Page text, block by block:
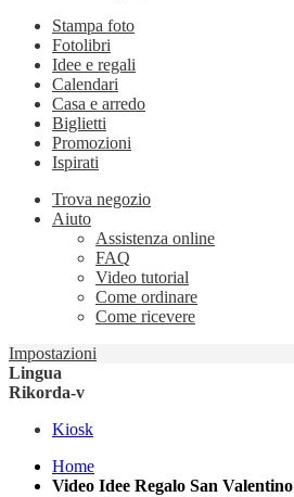
Stampa foto
Fotolibri
Idee e regali
Calendari
Casa e arredo
Biglietti
Promozioni
Ispirati
Trova negozio
Aiuto
Assistenza online
FAQ
Video tutorial
Come ordinare
Come ricevere
Impostazioni
Lingua
Rikorda-v
Kiosk
Home
Video Idee Regalo San Valentino